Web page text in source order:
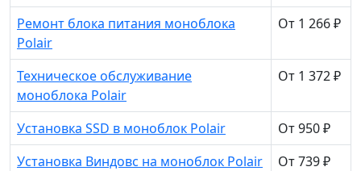
Ремонт блока питания моноблока
Polair
От 1 266 ₽
Техническое обслуживание
моноблока Polair
От 1 372 ₽
Установка SSD в моноблок Polair
От 950 ₽
Установка Виндовс на моноблок Polair
От 739 ₽